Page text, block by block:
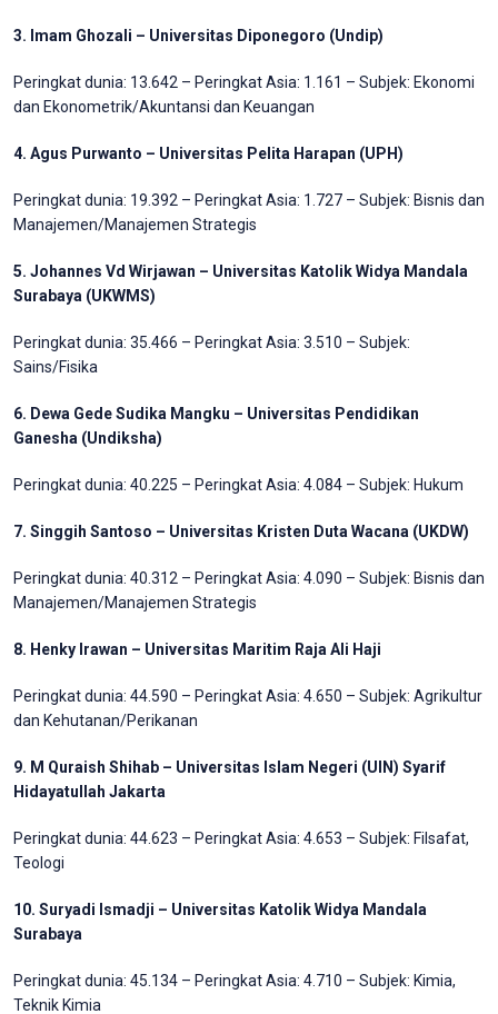
3. Imam Ghozali – Universitas Diponegoro (Undip)
Peringkat dunia: 13.642 – Peringkat Asia: 1.161 – Subjek: Ekonomi
dan Ekonometrik/Akuntansi dan Keuangan
4. Agus Purwanto – Universitas Pelita Harapan (UPH)
Peringkat dunia: 19.392 – Peringkat Asia: 1.727 – Subjek: Bisnis dan
Manajemen/Manajemen Strategis
5. Johannes Vd Wirjawan – Universitas Katolik Widya Mandala
Surabaya (UKWMS)
Peringkat dunia: 35.466 – Peringkat Asia: 3.510 – Subjek:
Sains/Fisika
6. Dewa Gede Sudika Mangku – Universitas Pendidikan
Ganesha (Undiksha)
Peringkat dunia: 40.225 – Peringkat Asia: 4.084 – Subjek: Hukum
7. Singgih Santoso – Universitas Kristen Duta Wacana (UKDW)
Peringkat dunia: 40.312 – Peringkat Asia: 4.090 – Subjek: Bisnis dan
Manajemen/Manajemen Strategis
8. Henky Irawan – Universitas Maritim Raja Ali Haji
Peringkat dunia: 44.590 – Peringkat Asia: 4.650 – Subjek: Agrikultur
dan Kehutanan/Perikanan
9. M Quraish Shihab – Universitas Islam Negeri (UIN) Syarif
Hidayatullah Jakarta
Peringkat dunia: 44.623 – Peringkat Asia: 4.653 – Subjek: Filsafat,
Teologi
10. Suryadi Ismadji – Universitas Katolik Widya Mandala
Surabaya
Peringkat dunia: 45.134 – Peringkat Asia: 4.710 – Subjek: Kimia,
Teknik Kimia